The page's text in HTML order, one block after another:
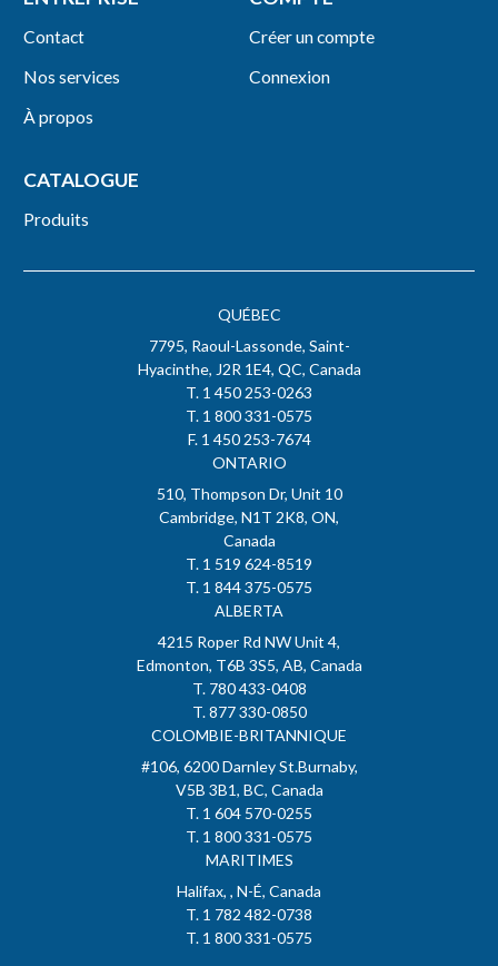
QUÉBEC
7795, Raoul-Lassonde, Saint-
Hyacinthe, J2R 1E4, QC, Canada
T. 1 450 253-0263
T. 1 800 331-0575
F. 1 450 253-7674
ONTARIO
510, Thompson Dr, Unit 10
Cambridge, N1T 2K8, ON,
Canada
T. 1 519 624-8519
T. 1 844 375-0575
ALBERTA
4215 Roper Rd NW Unit 4,
Edmonton, T6B 3S5, AB, Canada
T. 780 433-0408
T. 877 330-0850
COLOMBIE-BRITANNIQUE
#106, 6200 Darnley St.Burnaby,
V5B 3B1, BC, Canada
T. 1 604 570-0255
T. 1 800 331-0575
MARITIMES
Halifax, , N-É, Canada
T. 1 782 482-0738
T. 1 800 331-0575
Contact
Nos services
À propos
Créer un compte
Connexion
CATALOGUE
Produits